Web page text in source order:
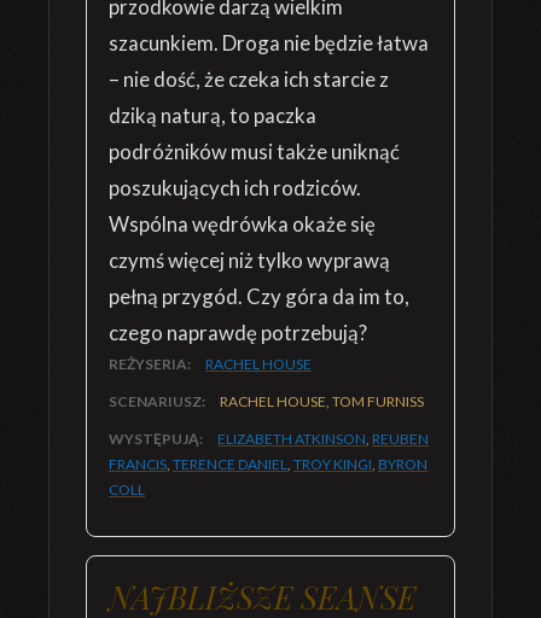
przodkowie darzą wielkim
szacunkiem. Droga nie będzie łatwa
– nie dość, że czeka ich starcie z
dziką naturą, to paczka
podróżników musi także uniknąć
poszukujących ich rodziców.
Wspólna wędrówka okaże się
czymś więcej niż tylko wyprawą
pełną przygód. Czy góra da im to,
czego naprawdę potrzebują?
REŻYSERIA: RACHEL HOUSE
SCENARIUSZ: RACHEL HOUSE, TOM FURNISS
WYSTĘPUJĄ: ELIZABETH ATKINSON, REUBEN
FRANCIS, TERENCE DANIEL, TROY KINGI, BYRON
COLL
NAJBLIŻSZE SEANSE